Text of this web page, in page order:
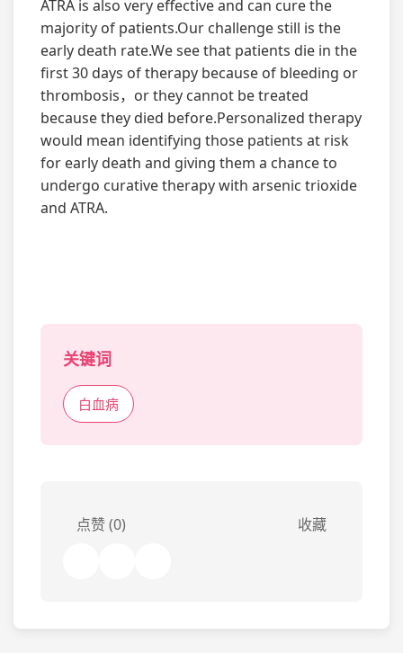
ATRA is also very effective and can cure the
majority of patients.Our challenge still is the
early death rate.We see that patients die in the
first 30 days of therapy because of bleeding or
thrombosis，or they cannot be treated
because they died before.Personalized therapy
would mean identifying those patients at risk
for early death and giving them a chance to
undergo curative therapy with arsenic trioxide
and ATRA.
关键词
白血病
点赞 (0) 收藏